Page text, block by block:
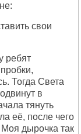
свои
ребят
Тогда Света
в
тянуть
её, после чего
дырочка так